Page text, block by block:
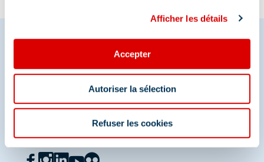
Afficher les détails
Accepter
Autoriser la sélection
Refuser les cookies
Deel je momenten in
En we zijn ook te vinden op de sociale media